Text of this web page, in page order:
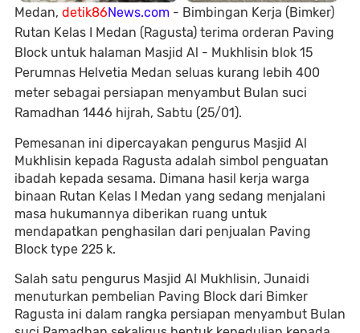
Medan, detik86News.com - Bimbingan Kerja (Bimker)
Rutan Kelas I Medan (Ragusta) terima orderan Paving
Block untuk halaman Masjid Al - Mukhlisin blok 15
Perumnas Helvetia Medan seluas kurang lebih 400
meter sebagai persiapan menyambut Bulan suci
Ramadhan 1446 hijrah, Sabtu (25/01).
Pemesanan ini dipercayakan pengurus Masjid Al
Mukhlisin kepada Ragusta adalah simbol penguatan
ibadah kepada sesama. Dimana hasil kerja warga
binaan Rutan Kelas I Medan yang sedang menjalani
masa hukumannya diberikan ruang untuk
mendapatkan penghasilan dari penjualan Paving
Block type 225 k.
Salah satu pengurus Masjid Al Mukhlisin, Junaidi
menuturkan pembelian Paving Block dari Bimker
Ragusta ini dalam rangka persiapan menyambut Bulan